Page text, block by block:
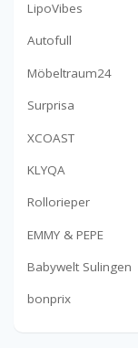
LipoVibes
Autofull
Möbeltraum24
Surprisa
XCOAST
KLYQA
Rollorieper
EMMY & PEPE
Babywelt Sulingen
bonprix